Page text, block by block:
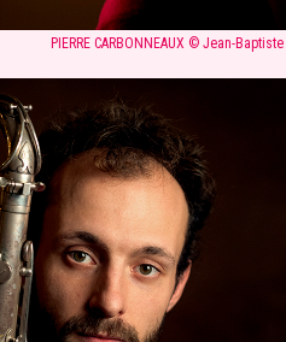
PIERRE CARBONNEAUX © Jean-